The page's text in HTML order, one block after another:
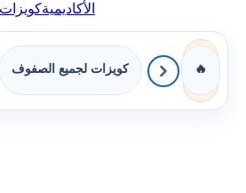
الأكاديميةكويزات
🔥 كويزات لجميع الصفوف